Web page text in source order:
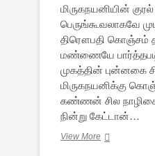
மிருகநயனியின்
பெருங்கூவலாகவே
திரௌபதி கொஞ்சம்
மண்ணையே
முகத்தின் புன்னகை
மிருகநயனிக்கு
கண்ணன் சில
நின்று கேட்டான்…
View Moreவஞ்சகன்